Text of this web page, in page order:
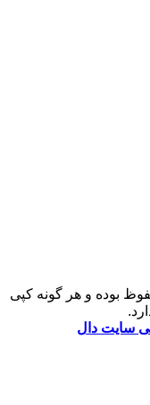
بوده و هر گونه کپی
سایت دال